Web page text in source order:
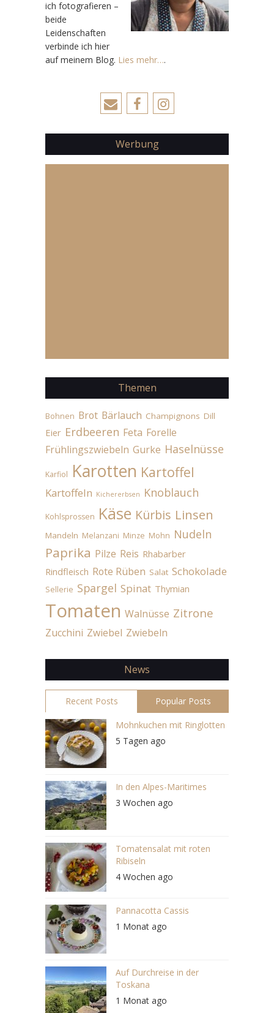
ich fotografieren –
beide
Leidenschaften
verbinde ich hier
auf meinem Blog. Lies mehr….
Werbung
Themen
Bohnen Brot Bärlauch Champignons Dill
Eier Erdbeeren Feta Forelle
Frühlingszwiebeln Gurke Haselnüsse
Karfiol Karotten Kartoffel
Kartoffeln Kichererbsen Knoblauch
Kohlsprossen Käse Kürbis Linsen
Mandeln Melanzani Minze Mohn Nudeln
Paprika Pilze Reis Rhabarber
Rindfleisch Rote Rüben Salat Schokolade
Sellerie Spargel Spinat Thymian
Tomaten Walnüsse Zitrone
Zucchini Zwiebel Zwiebeln
News
Recent Posts Popular Posts
Mohnkuchen mit Ringlotten
5 Tagen ago
In den Alpes-Maritimes
3 Wochen ago
Tomatensalat mit roten
Ribiseln
4 Wochen ago
Pannacotta Cassis
1 Monat ago
Auf Durchreise in der
Toskana
1 Monat ago